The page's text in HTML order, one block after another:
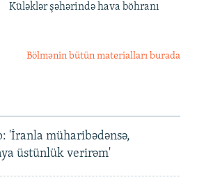
Küləklər şəhərində hava böhranı
Bölmənin bütün materialları burada
'İranla müharibədənsə,
üstünlük verirəm'